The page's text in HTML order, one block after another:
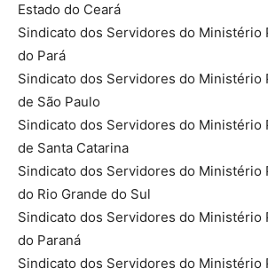
Estado do Ceará
Sindicato dos Servidores do Ministério
do Pará
Sindicato dos Servidores do Ministério
de São Paulo
Sindicato dos Servidores do Ministério
de Santa Catarina
Sindicato dos Servidores do Ministério
do Rio Grande do Sul
Sindicato dos Servidores do Ministério
do Paraná
Sindicato dos Servidores do Ministério